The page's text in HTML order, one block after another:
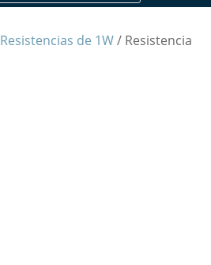
Resistencias de 1W/ Resistencia